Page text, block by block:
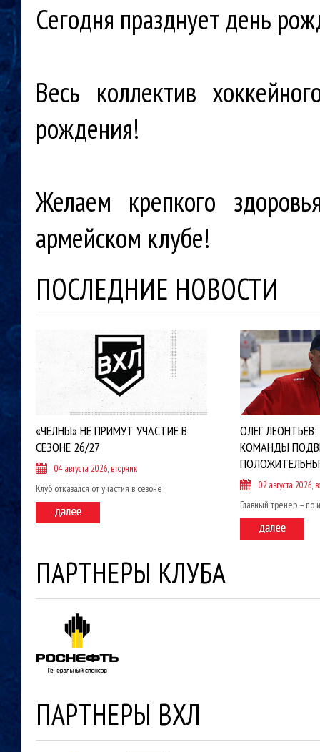
Сегодня празднует день
Весь коллектив
рождения!
Желаем крепкого
армейском клубе!
ПОСЛЕДНИЕ НОВОСТИ
«ЧЕЛНЫ» НЕ ПРИМУТ УЧАСТИЕ В
СЕЗОНЕ 26/27
04 августа 2026, вторник
Клуб отказался от участия в сезоне
ОЛЕГ
КОМАНДЫ
02 августа 2026,
Главный тренер – по
ПАРТНЕРЫ КЛУБА
ПАРТНЕРЫ ВХЛ